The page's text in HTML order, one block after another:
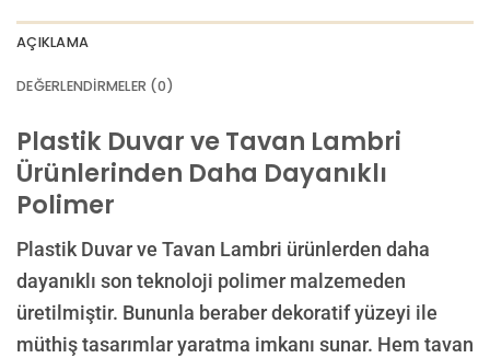
AÇIKLAMA
DEĞERLENDIRMELER (0)
Plastik Duvar ve Tavan Lambri
Ürünlerinden Daha Dayanıklı
Polimer
Plastik Duvar ve Tavan Lambri ürünlerden daha
dayanıklı son teknoloji polimer malzemeden
üretilmiştir. Bununla beraber dekoratif yüzeyi ile
müthiş tasarımlar yaratma imkanı sunar. Hem tavan